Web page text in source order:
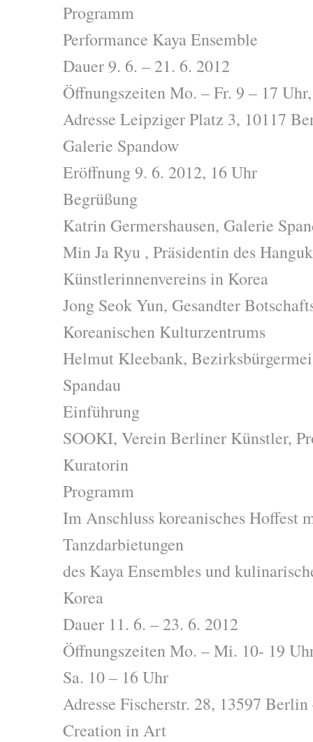
Programm
Performance Kaya Ensemble
Dauer 9. 6. – 21. 6. 2012
Öffnungszeiten Mo. – Fr. 9 – 17
Adresse Leipziger Platz 3, 10117
Galerie Spandow
Eröffnung 9. 6. 2012, 16 Uhr
Begrüßung
Katrin Germershausen, Galerie
Min Ja Ryu , Präsidentin des
Künstlerinnenvereins in Korea
Jong Seok Yun, Gesandter
Koreanischen Kulturzentrums
Helmut Kleebank,
Spandau
Einführung
SOOKI, Verein Berliner Künstler,
Kuratorin
Programm
Im Anschluss koreanisches Hoffest
Tanzdarbietungen
des Kaya Ensembles und
Korea
Dauer 11. 6. – 23. 6. 2012
Öffnungszeiten Mo. – Mi. 10- 19
Sa. 10 – 16 Uhr
Adresse Fischerstr. 28, 13597 Berlin
Creation in Art